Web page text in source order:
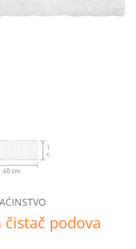
čistač podova